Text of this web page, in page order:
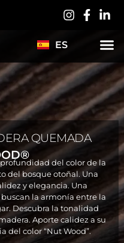
ES
DE
QUEMADA
del color de la
del bosque otoñal. Una
y elegancia. Una
la armonía entre la
Descubra la tonalidad
Aporte calidez a su
del color “Nut Wood”.